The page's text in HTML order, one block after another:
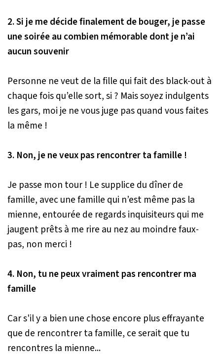
2. Si je me décide finalement de bouger, je passe
une soirée au combien mémorable dont je n’ai
aucun souvenir
Personne ne veut de la fille qui fait des black-out à
chaque fois qu’elle sort, si ? Mais soyez indulgents
les gars, moi je ne vous juge pas quand vous faites
la même !
3. Non, je ne veux pas rencontrer ta famille !
Je passe mon tour ! Le supplice du dîner de
famille, avec une famille qui n’est même pas la
mienne, entourée de regards inquisiteurs qui me
jaugent prêts à me rire au nez au moindre faux-
pas, non merci !
4. Non, tu ne peux vraiment pas rencontrer ma
famille
Car s'il y a bien une chose encore plus effrayante
que de rencontrer ta famille, ce serait que tu
rencontres la mienne...